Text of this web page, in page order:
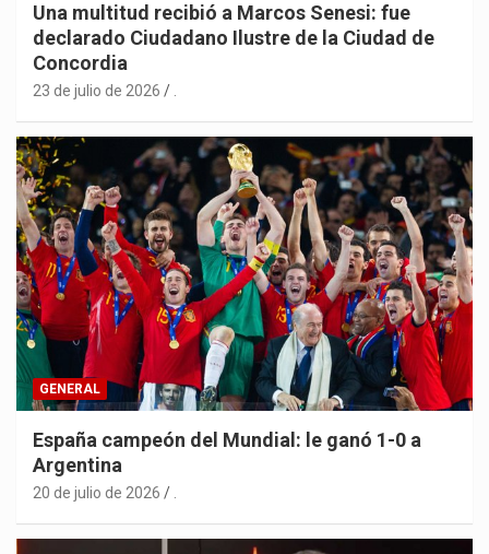
Una multitud recibió a Marcos Senesi: fue
declarado Ciudadano Ilustre de la Ciudad de
Concordia
23 de julio de 2026 .
GENERAL
España campeón del Mundial: le ganó 1-0 a
Argentina
20 de julio de 2026